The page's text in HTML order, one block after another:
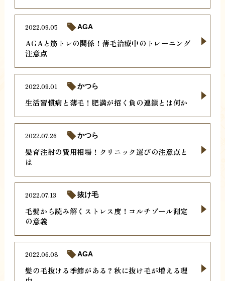
AGAと筋トレの関係！薄毛治療中のトレーニング
注意点
2022.09.05 AGA
生活習慣病と薄毛！肥満が招く負の連鎖とは何か
2022.09.01 かつら
髪育注射の費用相場！クリニック選びの注意点と
は
2022.07.26 かつら
毛髪から読み解くストレス度！コルチゾール測定
の意義
2022.07.13 抜け毛
髪の毛抜ける季節がある？秋に抜け毛が増える理
2022.06.08 AGA